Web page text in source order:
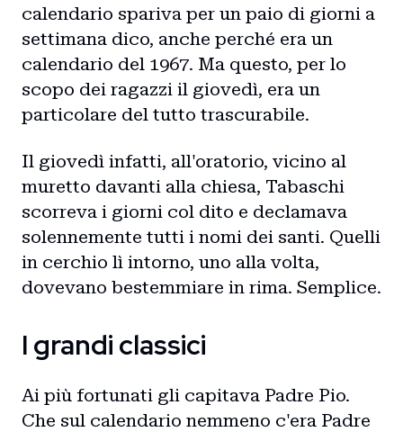
calendario spariva per un paio di giorni a
settimana dico, anche perché era un
calendario del 1967. Ma questo, per lo
scopo dei ragazzi il giovedì, era un
particolare del tutto trascurabile.
Il giovedì infatti, all'oratorio, vicino al
muretto davanti alla chiesa, Tabaschi
scorreva i giorni col dito e declamava
solennemente tutti i nomi dei santi. Quelli
in cerchio lì intorno, uno alla volta,
dovevano bestemmiare in rima. Semplice.
I grandi classici
Ai più fortunati gli capitava Padre Pio.
Che sul calendario nemmeno c'era Padre